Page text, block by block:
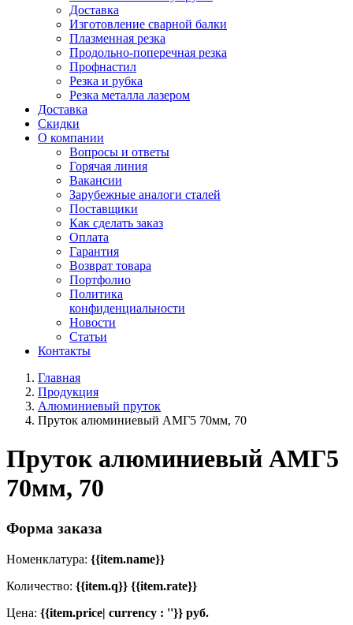
Доставка
Изготовление сварной балки
Плазменная резка
Продольно-поперечная резка
Профнастил
Резка и рубка
Резка металла лазером
Доставка
Скидки
О компании
Вопросы и ответы
Горячая линия
Вакансии
Зарубежные аналоги сталей
Поставщики
Как сделать заказ
Оплата
Гарантия
Возврат товара
Портфолио
Политика
конфиденциальности
Новости
Статьи
Контакты
Главная
Продукция
Алюминиевый пруток
Пруток алюминиевый АМГ5 70мм, 70
Пруток алюминиевый АМГ5
70мм, 70
Форма заказа
Номенклатура: {{item.name}}
Количество: {{item.q}} {{item.rate}}
Цена: {{item.price| currency : ''}} руб.